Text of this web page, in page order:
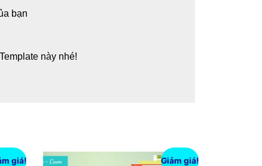
bạn
này nhé!
giá! Giảm giá!